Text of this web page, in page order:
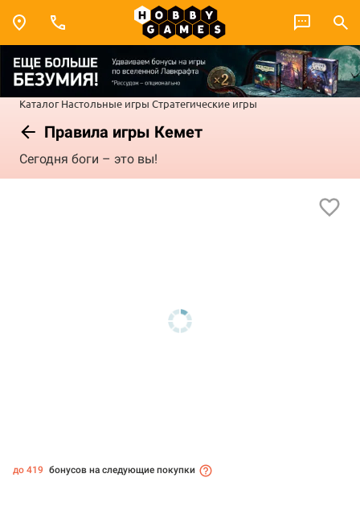
Каталог Настольные игры Стратегические игры
Правила игры Кемет
Сегодня боги – это вы!
до 419 бонусов на следующие покупки